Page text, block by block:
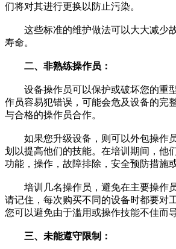
们将对其进行更换以防止污染。
这些标准的维护做法可以大大减少故
寿命。
二、非熟练操作员：
设备操作员可以保护或破坏您的重
作员容易犯错误，可能会危及设备的完
与合格的操作员合作。
如果您升级设备，则可以外包操作
划以提高他们的技能。在培训期间，他
功能，操作，故障排除，安全预防措施
培训几名操作员，避免在主要操作员
请记住，每次购买不同的设备时都要对
您可以避免由于滥用或操作技能不佳而
三、未能遵守限制：